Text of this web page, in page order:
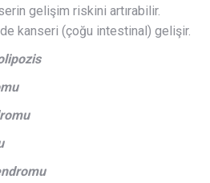
gelişim riskini artırabilir.
kanseri (çoğu intestinal) gelişir.